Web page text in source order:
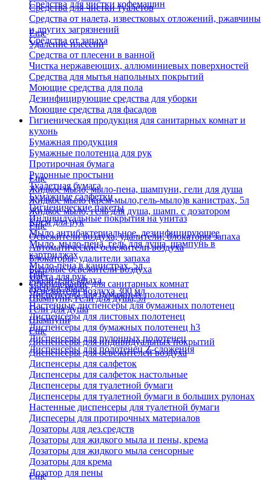
Средства для чистки кофемашин
Средства для чистки туалетов
Средства от налета, известковых отложений, ржавчины
и других загрязнений
Средства от запаха
Еще
Удаление плесени
Средства от плесени в ванной
Чистка нержавеющих, аллюминиевых поверхностей
Средства для мытья напольных покрытий
Моющие средства для пола
Дезинфицирующие средства для уборки
Моющие средства для фасадов
Гигиеническая продукция для санитарных комнат и
кухонь
Бумажная продукция
Бумажные полотенца для рук
Протирочная бумага
Рулонные простыни
Туалетная бумага
Бумажные салфетки
Гигиенические пакеты
Индивидуальные покрытия на унитаз
Еще
Жидкое мыло, мыло-пена, шампуни, гели для душа
Жидкое мыло (крем-мыло,гель-мыло)в канистрах, 5л
Жидкое мыло, гель для душа, шамп. с дозатором
Крем для рук
Мыло антибактериальное, дезинфицирующее
Мыло, мыло-пена, гель для душа, шампунь в
картриджах
Мыло-пена в канистрах, 5л
Паста для рук
Твердое мыло
Шампуни, гели для душа,5л
Гели для душа
Шампуни
Еще
Освежители воздуха, удалители, блокаторы запаха
Автоматические освежители воздуха
Блокаторы, удалители запаха
Бытовые освежители воздуха
Удалители запаха
Освежители воздуха 300 мл
Еще
Оборудование для санитарных комнат
Диспенсеры для бумажных полотенец
Настенные диспенсеры для бумажных полотенец
Диспенсеры для листовых полотенец
Диспенсеры для бумажных полотенец h3
Диспенсеры для рулонных полотенец
Диспенсеры для полотенец Z-сложения
Еще
Диспенсеры для индивидуальных покрытий
Диспенсеры для освежителей воздуха
Диспенсеры для салфеток
Диспенсеры для салфеток настольные
Диспенсеры для туалетной бумаги
Диспенсеры для туалетной бумаги в больших рулонах
Настенные диспенсеры для туалетной бумаги
Диспесеры для протирочных материалов
Дозаторы для дез.средств
Дозаторы для жидкого мыла и пены, крема
Дозаторы для жидкого мыла сенсорные
Дозаторы для крема
Дозатор для пены
Еще